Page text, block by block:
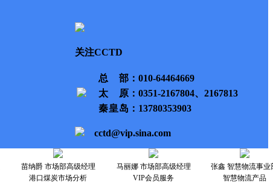
关注CCTD
总部 ：010-64464669
太原 ：0351-2167804、2167813
秦皇岛 ：13780353903
cctd@vip.sina.com
苗纳爵 市场部高级经理
港口煤炭市场分析
马丽娜 市场部高级经理
VIP会员服务
张鑫 智慧物流事业
智慧物流产品